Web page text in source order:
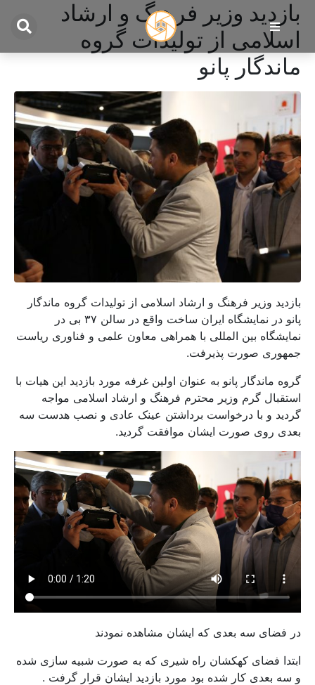
بازدید وزیر فرهنگ و ارشاد
اسلامی از تولیدات گروه
ماندگار پانو
بازدید وزیر فرهنگ و ارشاد اسلامی از تولیدات گروه ماندگار
پانو در نمایشگاه ایران ساخت واقع در سالن ۳۷ بی در
نمایشگاه بین المللی با همراهی معاون علمی و فناوری ریاست
جمهوری صورت پذیرفت.
گروه ماندگار پانو به عنوان اولین غرفه مورد بازدید این هیات با
استقبال گرم وزیر محترم فرهنگ و ارشاد اسلامی مواجه
گردید و با درخواست برداشتن عینک عادی و نصب هدست سه
بعدی روی صورت ایشان موافقت گردید.
در فضای سه بعدی که ایشان مشاهده نمودند
ابتدا فضای کهکشان راه شیری که به صورت شبیه سازی شده
و سه بعدی کار شده بود مورد بازدید ایشان قرار گرفت .